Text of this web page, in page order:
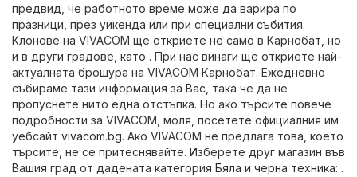
предвид, че работното време може да варира по
празници, през уикенда или при специални събития.
Клонове на VIVACOM ще откриете не само в Карнобат, но
и в други градове, като . При нас винаги ще откриете най-
актуалната брошура на VIVACOM Карнобат. Ежедневно
събираме тази информация за Вас, така че да не
пропуснете нито една отстъпка. Но ако търсите повече
подробности за VIVACOM, моля, посетете официалния им
уебсайт vivacom.bg. Ако VIVACOM не предлага това, което
търсите, не се притеснявайте. Изберете друг магазин във
Вашия град от дадената категория Бяла и черна техника: .